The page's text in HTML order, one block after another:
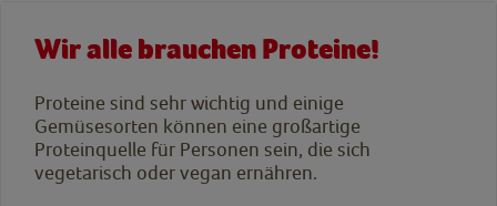
Wir alle brauchen Proteine!
Proteine sind sehr wichtig und einige
Gemüsesorten können eine großartige
Proteinquelle für Personen sein, die sich
vegetarisch oder vegan ernähren.